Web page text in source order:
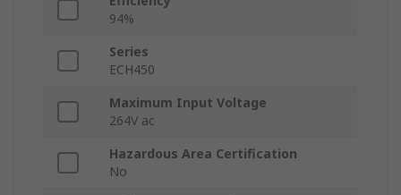
94%
Series
ECH450
Maximum Input Voltage
264V ac
Hazardous Area Certification
No